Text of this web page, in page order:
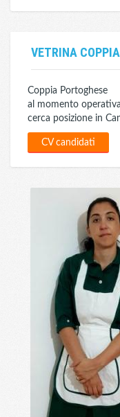
VETRINA COPPIA
Coppia Portoghese
al momento
cerca posizione in
CV candidati